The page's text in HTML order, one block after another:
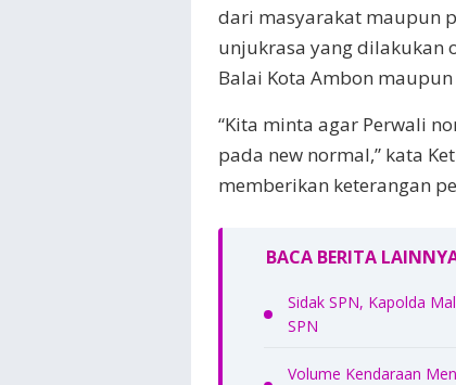
dari masyarakat maupun
unjukrasa yang dilakukan
Balai Kota Ambon maupun
“Kita minta agar Perwali
pada new normal,” kata
memberikan keterangan
BACA BERITA
Sidak SPN, Kapolda
SPN
Volume Kendaraan